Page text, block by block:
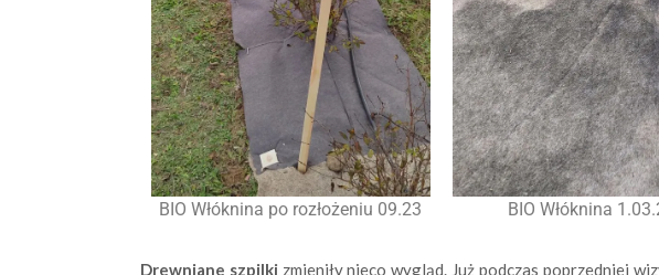
BIO Włóknina po rozłożeniu 09.23 BIO Włóknina
Drewniane szpilki zmieniły nieco wygląd. Już podczas poprzedniej